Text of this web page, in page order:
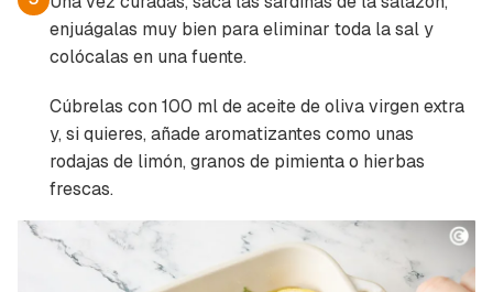
enjuágalas muy bien para eliminar toda la sal y
colócalas en una fuente.
Cúbrelas con 100 ml de aceite de oliva virgen extra
y, si quieres, añade aromatizantes como unas
rodajas de limón, granos de pimienta o hierbas
frescas.